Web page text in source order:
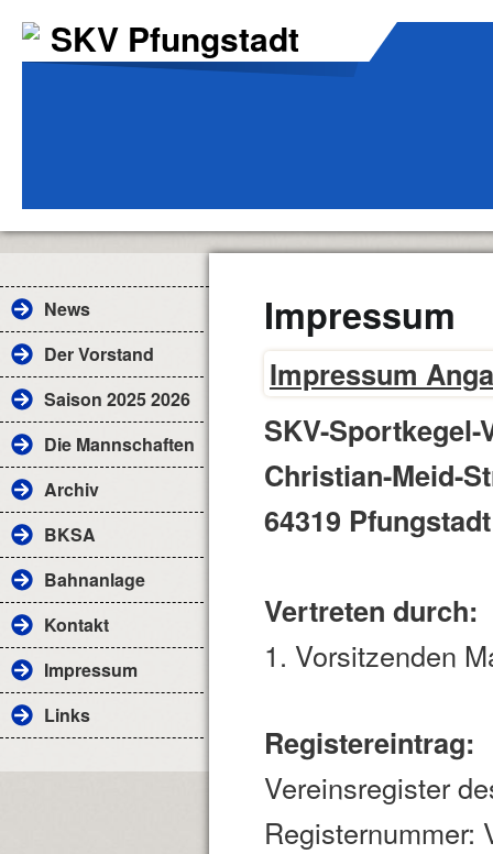
SKV Pfungstadt
News
Der Vorstand
Saison 2025 2026
Die Mannschaften
Archiv
BKSA
Bahnanlage
Kontakt
Impressum
Links
Impressum
Impressum
SKV-Sportkegel-
Christian-Meid-
64319 Pfungstadt
Vertreten durch:
1. Vorsitzenden
Registereintrag:
Vereinsregister
Registernummer: